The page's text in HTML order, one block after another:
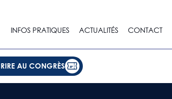
INFOS PRATIQUES ACTUALITÉS CONTACT
AU CONGRÈS